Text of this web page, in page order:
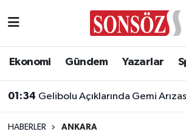
Ekonomi Gündem Yazarlar
01:34 Gelibolu Açıklarında Gemi
HABERLER ANKARA
Asayiş
Ankara Nöbetçi Eczaneler